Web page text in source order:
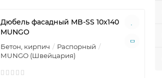
Дюбель фасадный MB-SS 10х140
MUNGO
Бетон, кирпич
Распорный
MUNGO (Швейцария)